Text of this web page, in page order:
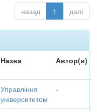
назад 1 далі
Назва Автор(и)
Управління
університетом
-